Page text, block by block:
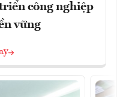
công nghiệp
vững